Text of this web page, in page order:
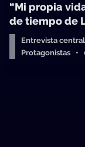
“Mi propia
de tiempo de
Entrevista central
Protagonistas